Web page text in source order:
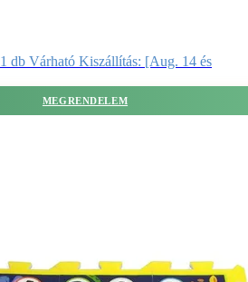
1 db Várható Kiszállítás: [Aug. 14 és
MEGRENDELEM